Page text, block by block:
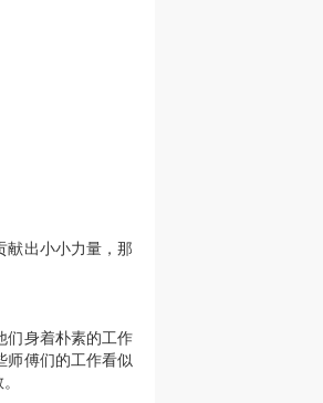
献出小小力量，那
们身着朴素的工作
师傅们的工作看似